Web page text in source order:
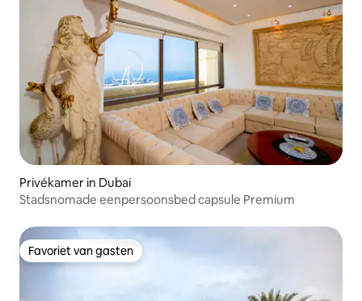
Privékamer in Dubai
Stadsnomade eenpersoonsbed capsule Premium
Favoriet van gasten
Favoriet van gasten